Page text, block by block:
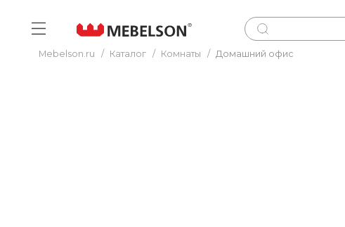
Mebelson.ru / Каталог / Комнаты / Домашний офис